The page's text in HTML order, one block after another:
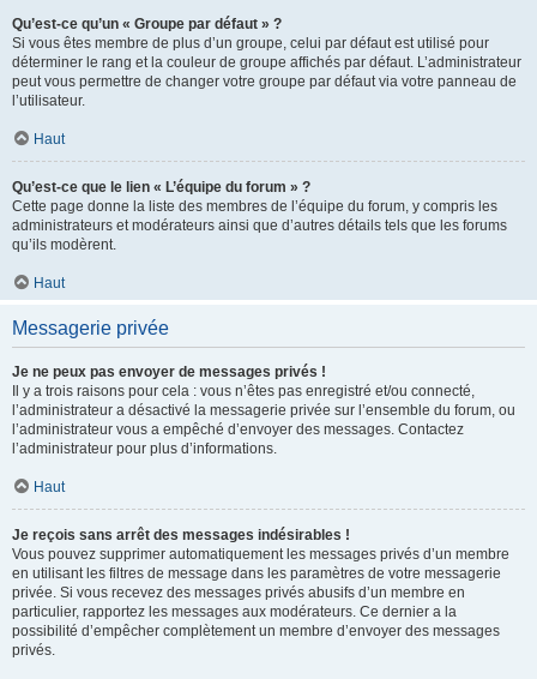
Qu’est-ce qu’un « Groupe par défaut » ?
Si vous êtes membre de plus d’un groupe, celui par défaut est utilisé pour
déterminer le rang et la couleur de groupe affichés par défaut. L’administrateur
peut vous permettre de changer votre groupe par défaut via votre panneau de
l’utilisateur.
Haut
Qu’est-ce que le lien « L’équipe du forum » ?
Cette page donne la liste des membres de l’équipe du forum, y compris les
administrateurs et modérateurs ainsi que d’autres détails tels que les forums
qu’ils modèrent.
Haut
Messagerie privée
Je ne peux pas envoyer de messages privés !
Il y a trois raisons pour cela : vous n’êtes pas enregistré et/ou connecté,
l’administrateur a désactivé la messagerie privée sur l’ensemble du forum, ou
l’administrateur vous a empêché d’envoyer des messages. Contactez
l’administrateur pour plus d’informations.
Haut
Je reçois sans arrêt des messages indésirables !
Vous pouvez supprimer automatiquement les messages privés d’un membre
en utilisant les filtres de message dans les paramètres de votre messagerie
privée. Si vous recevez des messages privés abusifs d’un membre en
particulier, rapportez les messages aux modérateurs. Ce dernier a la
possibilité d’empêcher complètement un membre d’envoyer des messages
privés.